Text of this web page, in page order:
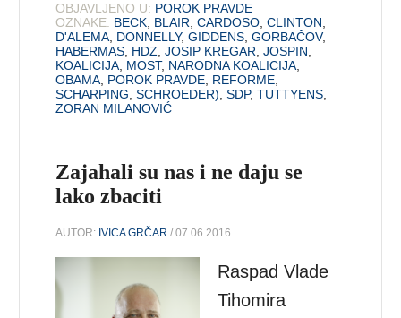
OBJAVLJENO U: POROK PRAVDE
OZNAKE: BECK, BLAIR,CARDOSO,CLINTON,
D'ALEMA, DONNELLY,GIDDENS,GORBAČOV,
HABERMAS, HDZ,JOSIP KREGAR,JOSPIN,
KOALICIJA, MOST, NARODNA KOALICIJA,
OBAMA, POROK PRAVDE, REFORME,
SCHARPING,SCHROEDER),SDP,TUTTYENS,
ZORAN MILANOVIĆ
Zajahali su nas i ne daju se
lako zbaciti
AUTOR: IVICA GRČAR / 07.06.2016.
Raspad Vlade
Tihomira